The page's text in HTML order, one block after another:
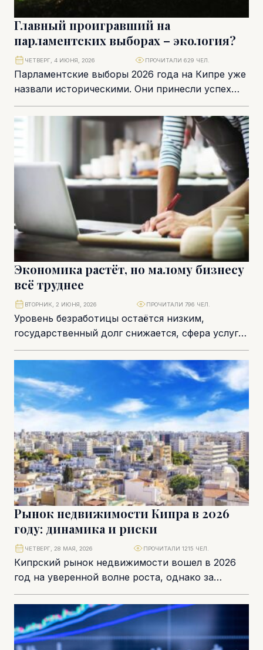
Главный проигравший на
парламентских выборах – экология?
Парламентские выборы 2026 года на Кипре уже
назвали историческими. Они принесли успех
новым политическим силам, укрепили позиции
правых партий и...
ЧЕТВЕРГ, 4 ИЮНЯ, 2026 ПРОЧИТАЛИ 629 ЧЕЛ.
Экономика растёт, но малому бизнесу
всё труднее
Уровень безработицы остаётся низким,
государственный долг снижается, сфера услуг
поддерживает ВВП, технологический сектор
вышел на первое место. Если смотреть
государственные...
ВТОРНИК, 2 ИЮНЯ, 2026 ПРОЧИТАЛИ 796 ЧЕЛ.
Рынок недвижимости Кипра в 2026
году: динамика и риски
Кипрский рынок недвижимости вошел в 2026
год на уверенной волне роста, однако за
впечатляющими общими показателями
скрывается все более неоднородная...
ЧЕТВЕРГ, 28 МАЯ, 2026 ПРОЧИТАЛИ 1215 ЧЕЛ.